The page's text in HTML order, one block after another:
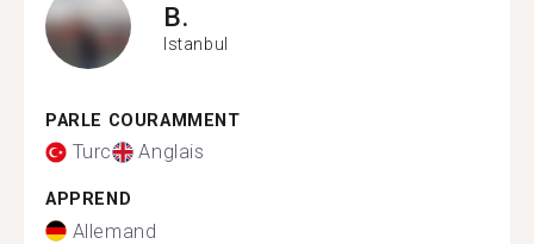
B.
Istanbul
PARLE COURAMMENT
Turc Anglais
APPREND
Allemand